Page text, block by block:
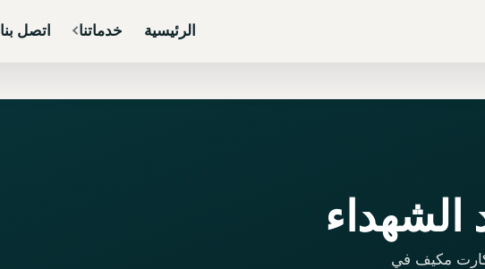
الرئيسية خدماتنا اتصل بنا
كارت مكيف في